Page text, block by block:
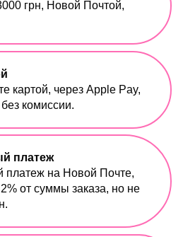
грн, Новой Почтой,
картой, через Apple Pay,
комиссии.
платеж
платеж на Новой Почте,
от суммы заказа, но не